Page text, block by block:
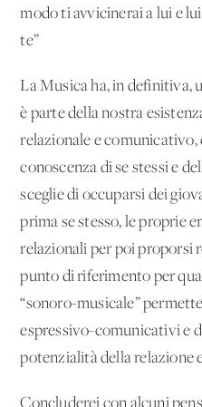
modo ti avvicinerai a lui e
te”
La Musica ha, in definitiva,
è parte della nostra
relazionale e
conoscenza di se stessi e
sceglie di occuparsi dei
prima se stesso, le proprie
relazionali per poi proporsi
punto di riferimento per
“sonoro-musicale”
espressivo-comunicativi e
potenzialità della relazione
Concluderei con alcuni